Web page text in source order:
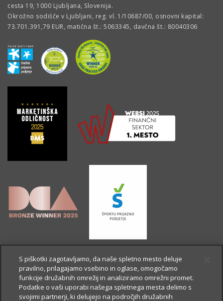
cesta 19, 1000 Ljubljana, Slovenija.
Okrožno sodišče v Ljubljani, reg. vl. 1/10687/00, osnovni kapital:
73.701.391,79 EUR, matična št.: 5063345, davčna št.: 80040306
S piškotki zagotavljamo, da naše spletno mesto deluje
pravilno, prilagajamo vsebino in oglase, omogočamo
funkcije družabnih omrežij in analiziramo omrežni promet.
Podatke o vaši uporabi našega spletnega mesta delimo s
svojimi partnerji, ki delujejo na področjih družabnih